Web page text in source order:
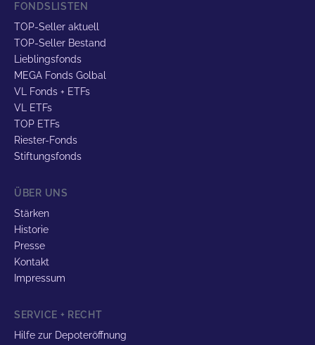
FONDSLISTEN
TOP-Seller aktuell
TOP-Seller Bestand
Lieblingsfonds
MEGA Fonds Golbal
VL Fonds + ETFs
VL ETFs
TOP ETFs
Riester-Fonds
Stiftungsfonds
ÜBER UNS
Stärken
Historie
Presse
Kontakt
Impressum
SERVICE + RECHT
Hilfe zur Depoteröffnung